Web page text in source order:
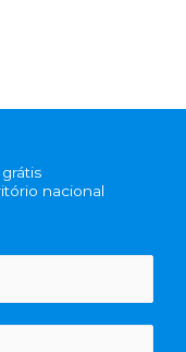
nacional